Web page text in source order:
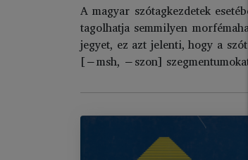
A magyar szótagkezdetek
tagolhatja semmilyen
jegyet, ez azt jelenti, hogy a
[−msh, −szon]